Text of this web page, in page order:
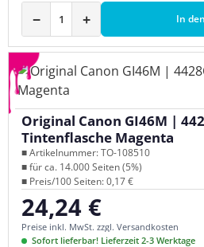
− + In
Original Canon GI46M |
Tintenflasche Magenta
■ Artikelnummer: TO-108510
■ für ca. 14.000 Seiten (5%)
■ Preis/100 Seiten: 0,17 €
Regulärer Preis:
24,24 €
Preise inkl. MwSt. zzgl. Versandkosten
Sofort lieferbar! Lieferzeit 2-3 Werktage